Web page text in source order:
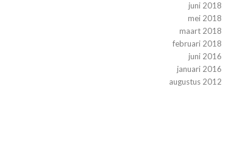
juni 2018
mei 2018
maart 2018
februari 2018
juni 2016
januari 2016
augustus 2012